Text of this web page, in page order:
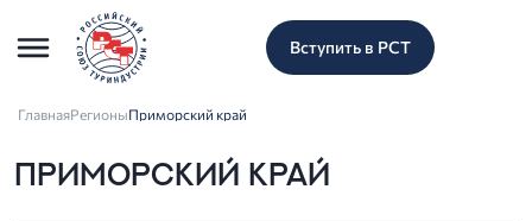
Вступить в РСТ
ГлавнаяРегионыПриморский край
ПРИМОРСКИЙ КРАЙ